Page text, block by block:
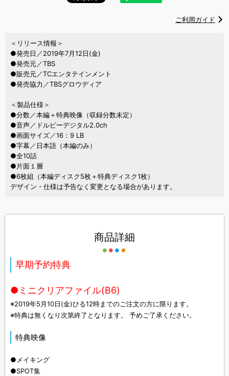
ご利用ガイド
＜リリース情報＞
●発売日／2019年7月12日(金)
●発売元／TBS
●販売元／TCエンタテインメント
●発売協力／TBSグロウディア
＜製品仕様＞
●分数／本編＋特典映像（収録分数未定）
●音声／ドルビーデジタル2.0ch
●画面サイズ／16：9 LB
●字幕／日本語（本編のみ）
●全10話
●片面１層
●6枚組（本編ディスク5枚＋特典ディスク1枚）
デザイン・仕様は予告なく変更となる場合があります。
商品詳細
早期予約特典
●ミニクリアファイル(B6)
※2019年5月10日(金)ひる12時までのご注文の方に限ります。
※特典は無くなり次第終了となります。 予めご了承ください。
特典映像
●メイキング
●SPOT集